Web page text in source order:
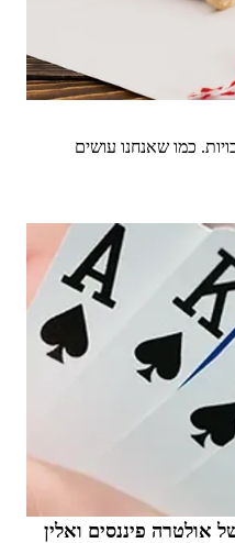
כמו שאנחנו עושים
אולטרה פיננסים ואלין